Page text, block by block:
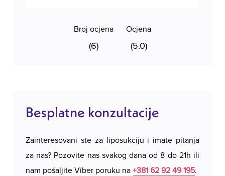
Broj ocjena
(6)
Ocjena
(5.0)
Besplatne konzultacije
Zainteresovani ste za liposukciju i imate pitanja
za nas? Pozovite nas svakog dana od 8 do 21h ili
nam pošaljite Viber poruku na +381 62 92 49 195.